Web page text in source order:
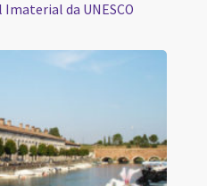
da UNESCO